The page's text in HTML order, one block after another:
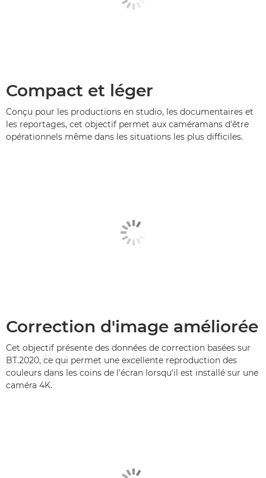
Compact et léger
Conçu pour les productions en studio, les documentaires et
les reportages, cet objectif permet aux caméramans d'être
opérationnels même dans les situations les plus difficiles.
Correction d'image améliorée
Cet objectif présente des données de correction basées sur
BT.2020, ce qui permet une excellente reproduction des
couleurs dans les coins de l'écran lorsqu'il est installé sur une
caméra 4K.